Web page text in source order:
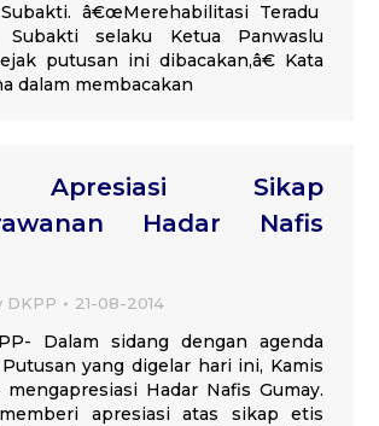
â€œMerehabilitasi Teradu
selaku Ketua Panwaslu
putusan ini dibacakan,â€ Kata
dalam membacakan
Apresiasi Sikap
Hadar Nafis
DKPP 21-08-2014
Dalam sidang dengan agenda
yang digelar hari ini, Kamis
mengapresiasi Hadar Nafis Gumay.
apresiasi atas sikap etis